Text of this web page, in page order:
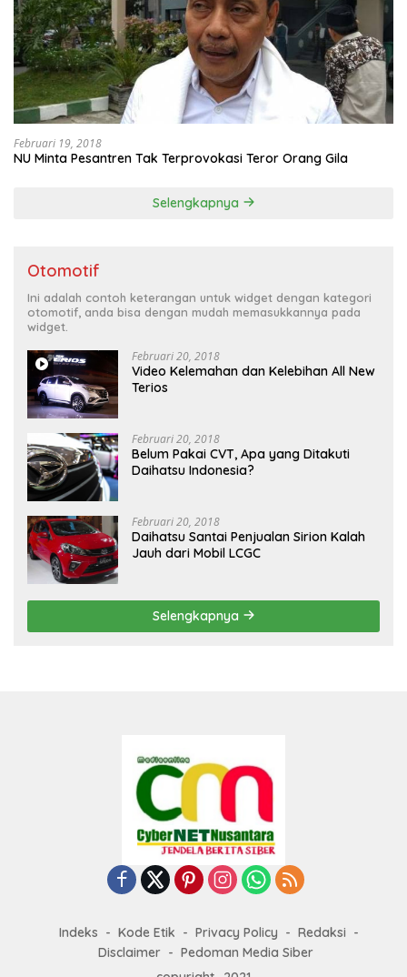
Februari 19, 2018
NU Minta Pesantren Tak Terprovokasi Teror Orang Gila
Selengkapnya
Otomotif
Ini adalah contoh keterangan untuk widget dengan kategori
otomotif, anda bisa dengan mudah memasukkannya pada
widget.
Februari 20, 2018
Video Kelemahan dan Kelebihan All New
Terios
Februari 20, 2018
Belum Pakai CVT, Apa yang Ditakuti
Daihatsu Indonesia?
Februari 20, 2018
Daihatsu Santai Penjualan Sirion Kalah
Jauh dari Mobil LCGC
Selengkapnya
Indeks Kode Etik Privacy Policy
Redaksi
Disclaimer
Pedoman Media Siber